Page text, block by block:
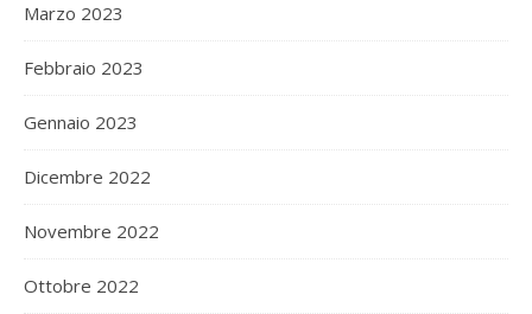
Marzo 2023
Febbraio 2023
Gennaio 2023
Dicembre 2022
Novembre 2022
Ottobre 2022